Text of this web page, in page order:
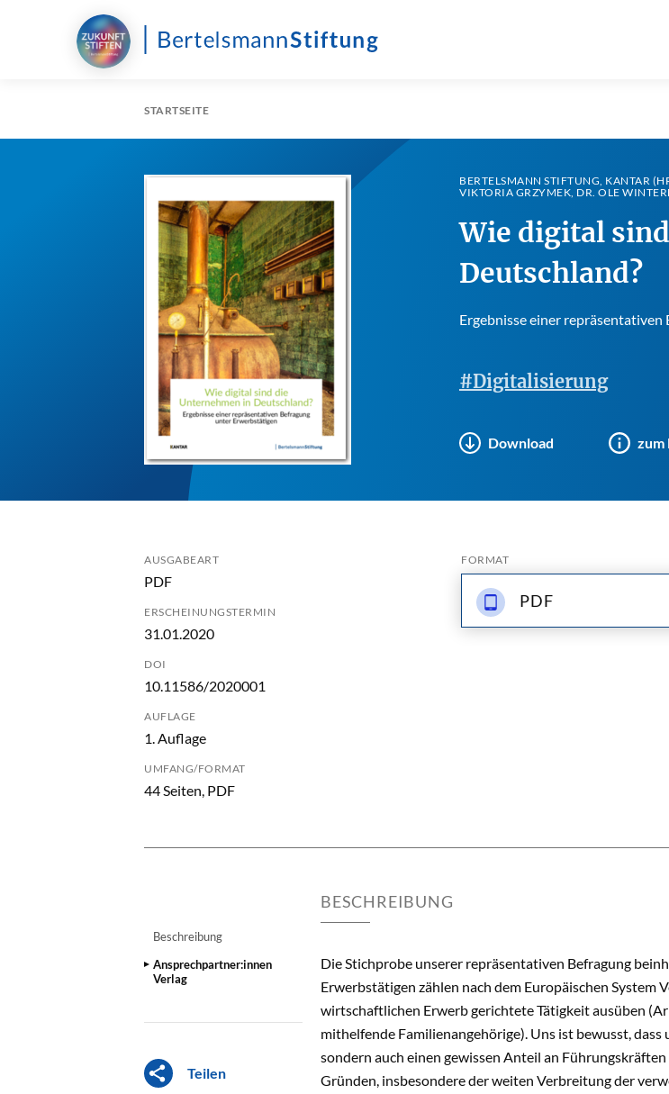
STARTSEITE
BERTELSMANN STIFTUNG, KANTAR
VIKTORIA GRZYMEK, DR. OLE
Wie digital
Deutschland?
Ergebnisse einer
#Digitalisierung
Download zum
AUSGABEART
PDF
ERSCHEINUNGSTERMIN
31.01.2020
DOI
10.11586/2020001
AUFLAGE
1. Auflage
UMFANG/FORMAT
44 Seiten, PDF
FORMAT
PDF
Beschreibung
Ansprechpartner:innen
Verlag
Teilen
BESCHREIBUNG
Die Stichprobe unserer repräsentativen Befragung
Erwerbstätigen zählen nach dem Europäischen
wirtschaftlichen Erwerb gerichtete Tätigkeit ausüben
mithelfende Familienangehörige). Uns ist bewusst,
sondern auch einen gewissen Anteil an
Gründen, insbesondere der weiten Verbreitung der